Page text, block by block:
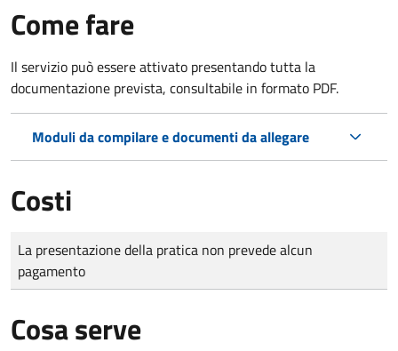
Come fare
Il servizio può essere attivato presentando tutta la
documentazione prevista, consultabile in formato PDF.
Moduli da compilare e documenti da allegare
Costi
Tipo di pagamento
Importo
La presentazione della pratica non prevede alcun
pagamento
Cosa serve